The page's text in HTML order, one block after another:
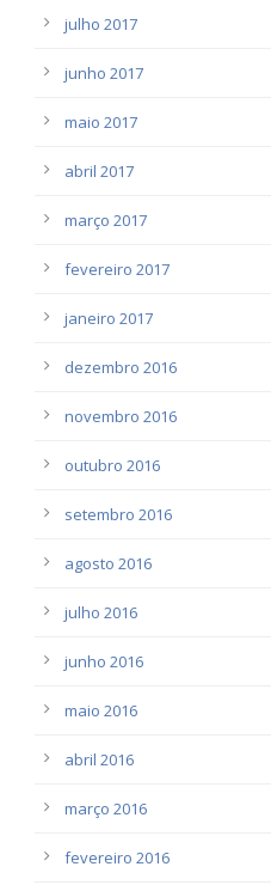
julho 2017
junho 2017
maio 2017
abril 2017
março 2017
fevereiro 2017
janeiro 2017
dezembro 2016
novembro 2016
outubro 2016
setembro 2016
agosto 2016
julho 2016
junho 2016
maio 2016
abril 2016
março 2016
fevereiro 2016